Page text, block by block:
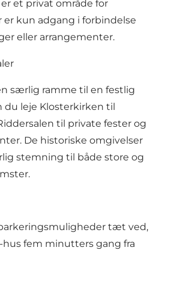
et privat område for
er kun adgang i forbindelse
eller arrangementer.
særlig ramme til en festlig
du leje Klosterkirken til
til private fester og
De historiske omgivelser
stemning til både store og
tæt ved,
hus fem minutters gang fra